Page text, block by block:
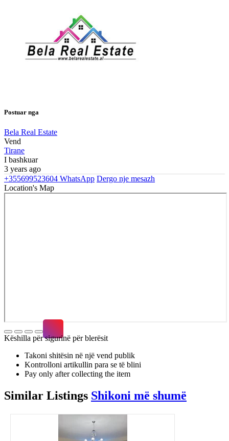
Postuar nga
Bela Real Estate
Vend
Tirane
I bashkuar
3 years ago
+355699523604 WhatsApp Dergo nje mesazh
Location's Map
Këshilla për sigurinë për blerësit
Takoni shitësin në një vend publik
Kontrolloni artikullin para se të blini
Pay only after collecting the item
Similar Listings Shikoni më shumë